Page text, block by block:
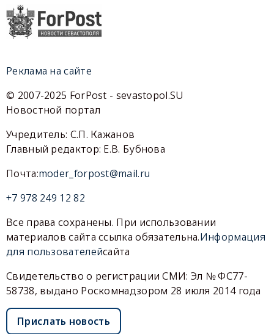
Реклама на сайте
© 2007-2025 ForPost - sevastopol.SU
Новостной портал
Учредитель: С.П. Кажанов
Главный редактор: Е.В. Бубнова
Почта:moder_forpost@mail.ru
+7 978 249 12 82
Все права сохранены. При использовании
материалов сайта ссылка обязательна.Информация
для пользователейсайта
Свидетельство о регистрации СМИ: Эл № ФС77-
58738, выдано Роскомнадзором 28 июля 2014 года
Прислать новость